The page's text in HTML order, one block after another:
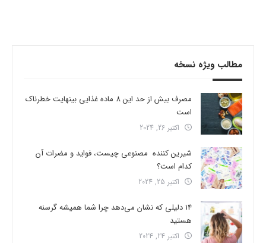
مطالب ویژه نسخه
مصرف بیش از حد این 8 ماده غذایی بینهایت خطرناک
است
اکتبر 26, 2024
شیرین کننده مصنوعی چیست، فواید و مضرات آن
کدام است؟
اکتبر 25, 2024
14 دلیلی که نشان می‌دهد چرا شما همیشه گرسنه
هستید
اکتبر 24, 2024